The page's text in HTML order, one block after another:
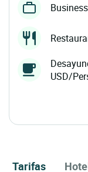
USD/
Tarifas